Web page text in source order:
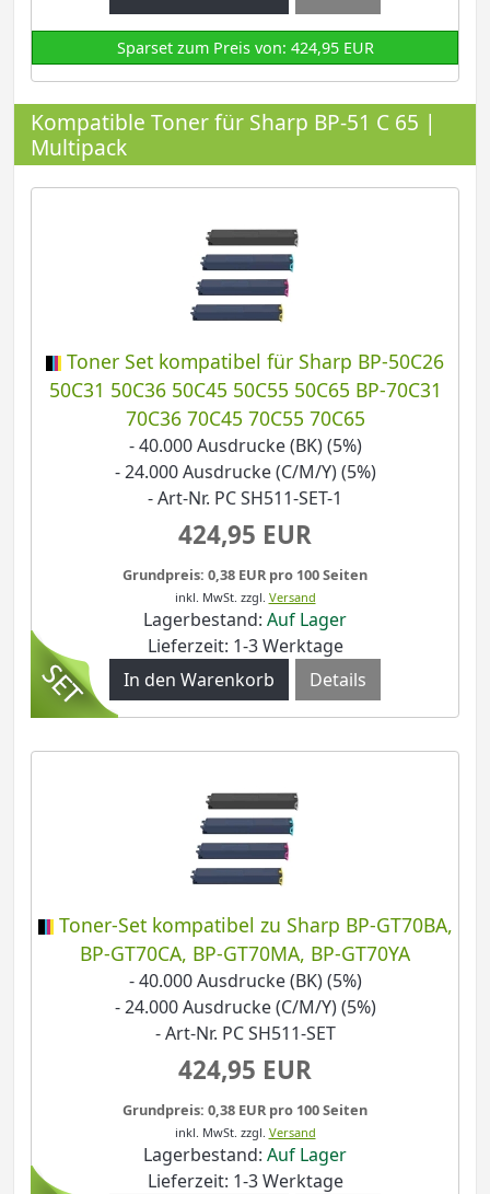
Sparset zum Preis von: 424,95 EUR
Kompatible Toner für Sharp BP-51 C 65 |
Multipack
Toner Set kompatibel für Sharp BP-50C26
50C31 50C36 50C45 50C55 50C65 BP-70C31
70C36 70C45 70C55 70C65
- 40.000 Ausdrucke (BK) (5%)
- 24.000 Ausdrucke (C/M/Y) (5%)
- Art-Nr. PC SH511-SET-1
424,95 EUR
Grundpreis: 0,38 EUR pro 100 Seiten
inkl. MwSt. zzgl. Versand
Lagerbestand: Auf Lager
Lieferzeit: 1-3 Werktage
Details
Toner-Set kompatibel zu Sharp BP-GT70BA,
BP-GT70CA, BP-GT70MA, BP-GT70YA
- 40.000 Ausdrucke (BK) (5%)
- 24.000 Ausdrucke (C/M/Y) (5%)
- Art-Nr. PC SH511-SET
424,95 EUR
Grundpreis: 0,38 EUR pro 100 Seiten
inkl. MwSt. zzgl. Versand
Lagerbestand: Auf Lager
Lieferzeit: 1-3 Werktage